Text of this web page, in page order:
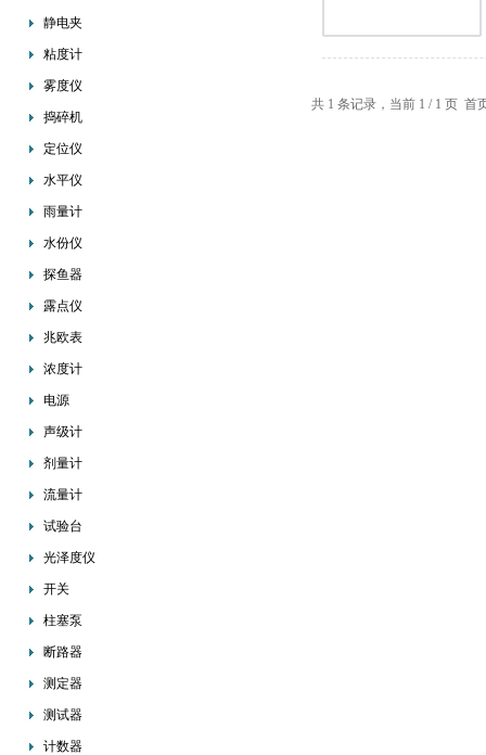
静电夹
粘度计
雾度仪
捣碎机
定位仪
水平仪
雨量计
水份仪
探鱼器
露点仪
兆欧表
浓度计
电源
声级计
剂量计
流量计
试验台
光泽度仪
开关
柱塞泵
断路器
测定器
测试器
计数器
共 1 条记录，当前 1 / 1 页